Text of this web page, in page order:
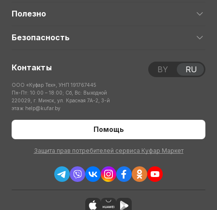
Полезно
Безопасность
Контакты
ООО «Куфар Тех», УНП 191767445
Пн-Пт: 10:00 – 18:00; Сб, Вс: Выходной
220029, г. Минск, ул. Красная 7А-2, 3-й
этаж help@kufar.by
Помощь
Защита прав потребителей сервиса Куфар Маркет
BY RU